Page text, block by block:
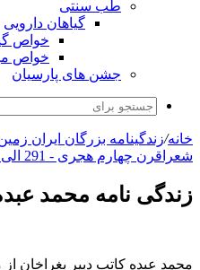
طب سنتی
گیاهان دارویی
خواص
خواص
جشن های پارسیان
خانه/زندگینامه بزرگان ایران
شعرا قرن چهارم هجری - 291 الی 388 شمسی
زندگی نامه محمد
محمد عبده کاتب دبیر بغراخان از ملوک خانیه در ورارود بود که به سال ۳۸۳ (هجری)